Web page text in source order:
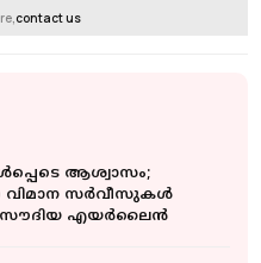
contact us
ആശ്വാസം;
വിമാന സർവീസുകൾ
സൗദിയ എയർലൈൻ